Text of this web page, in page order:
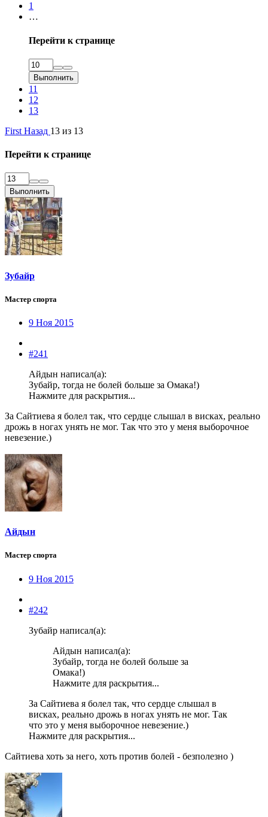
1
…
Перейти к странице
Выполнить
11
12
13
First Назад 13 из 13
Перейти к странице
Выполнить
Зубайр
Мастер спорта
9 Ноя 2015
#241
Айдын написал(а):
Зубайр, тогда не болей больше за Омака!)
Нажмите для раскрытия...
За Сайтиева я болел так, что сердце слышал в висках, реально
дрожь в ногах унять не мог. Так что это у меня выборочное
невезение.)
Айдын
Мастер спорта
9 Ноя 2015
#242
Зубайр написал(а):
Айдын написал(а):
Зубайр, тогда не болей больше за
Омака!)
Нажмите для раскрытия...
За Сайтиева я болел так, что сердце слышал в
висках, реально дрожь в ногах унять не мог. Так
что это у меня выборочное невезение.)
Нажмите для раскрытия...
Сайтиева хоть за него, хоть против болей - безполезно )